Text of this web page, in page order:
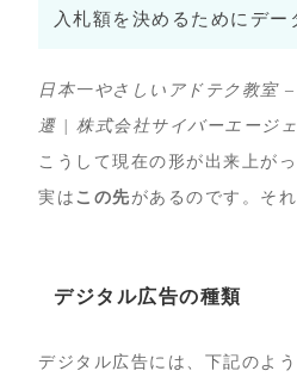
入札額を決めるためにデ
日本一やさしいアドテク教室
遷 | 株式会社サイバーエージ
こうして現在の形が出来上がっ
実は この先 があるのです。そ
デジタル広告の種類
デジタル広告には、下記のよ